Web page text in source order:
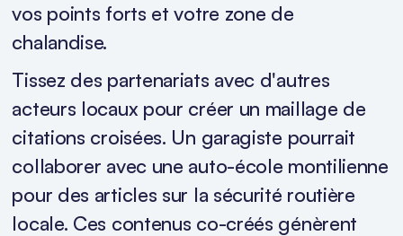
vos points forts et votre zone de
chalandise.
Tissez des partenariats avec d'autres
acteurs locaux pour créer un maillage de
citations croisées. Un garagiste pourrait
collaborer avec une auto-école montilienne
pour des articles sur la sécurité routière
locale. Ces contenus co-créés génèrent